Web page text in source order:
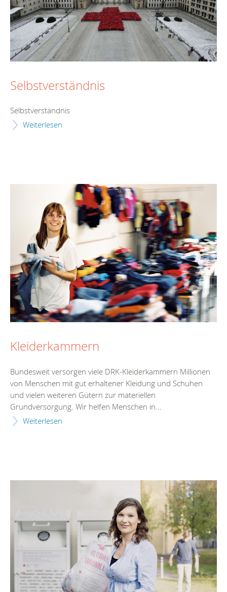
Selbstverständnis
Selbstverständnis
Weiterlesen
Kleiderkammern
Bundesweit versorgen viele DRK-Kleiderkammern Millionen
von Menschen mit gut erhaltener Kleidung und Schuhen
und vielen weiteren Gütern zur materiellen
Grundversorgung. Wir helfen Menschen in...
Weiterlesen